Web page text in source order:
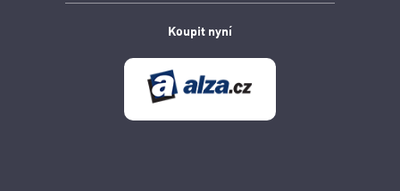
Koupit nyní